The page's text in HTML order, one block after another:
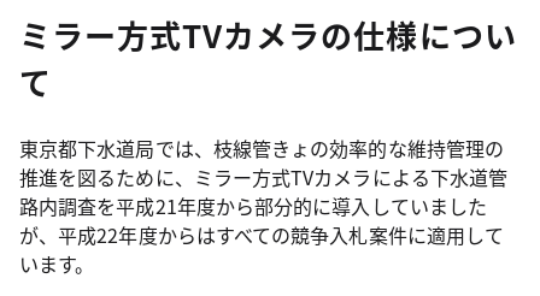
ミラー方式TVカメラの仕様につい
て
東京都下水道局では、枝線管きょの効率的な維持管理の
推進を図るために、ミラー方式TVカメラによる下水道管
路内調査を平成21年度から部分的に導入していました
が、平成22年度からはすべての競争入札案件に適用して
います。